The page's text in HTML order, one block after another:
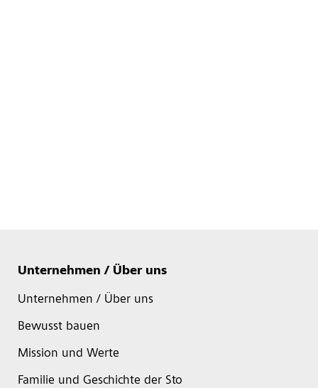
Unternehmen / Über uns
Unternehmen / Über uns
Bewusst bauen
Mission und Werte
Familie und Geschichte der Sto